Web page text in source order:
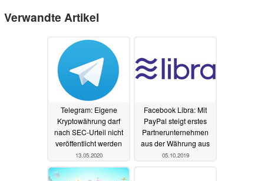
Verwandte Artikel
Telegram: Eigene
Kryptowährung darf
nach SEC-Urteil nicht
veröffentlicht werden
13.05.2020
Facebook Libra: Mit
PayPal steigt erstes
Partnerunternehmen
aus der Währung aus
05.10.2019